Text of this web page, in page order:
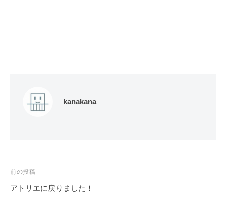
kanakana
投
稿
前の投稿
アトリエに戻りました！